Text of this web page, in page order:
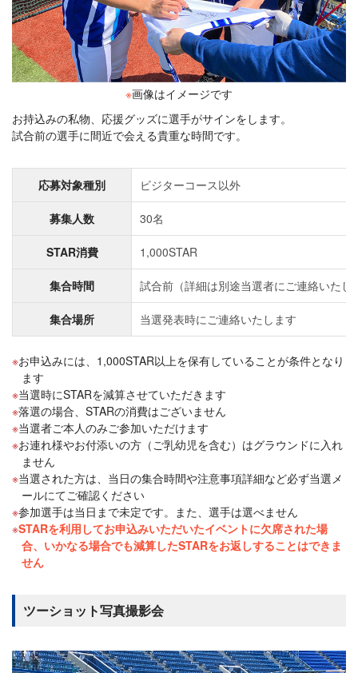
※画像はイメージです
お持込みの私物、応援グッズに選手がサインをします。
試合前の選手に間近で会える貴重な時間です。
応募対象種別 ビジターコース以外
募集人数 30名
STAR消費 1,000STAR
集合時間 試合前（詳細は別途当選者にご連絡いたし
集合場所 当選発表時にご連絡いたします
お申込みには、1,000STAR以上を保有していることが条件となり
ます
当選時にSTARを減算させていただきます
落選の場合、STARの消費はございません
当選者ご本人のみご参加いただけます
お連れ様やお付添いの方（ご乳幼児を含む）はグラウンドに入れ
ません
当選された方は、当日の集合時間や注意事項詳細など必ず当選メ
ールにてご確認ください
参加選手は当日まで未定です。また、選手は選べません
STARを利用してお申込みいただいたイベントに欠席された場
合、いかなる場合でも減算したSTARをお返しすることはできま
せん
ツーショット写真撮影会